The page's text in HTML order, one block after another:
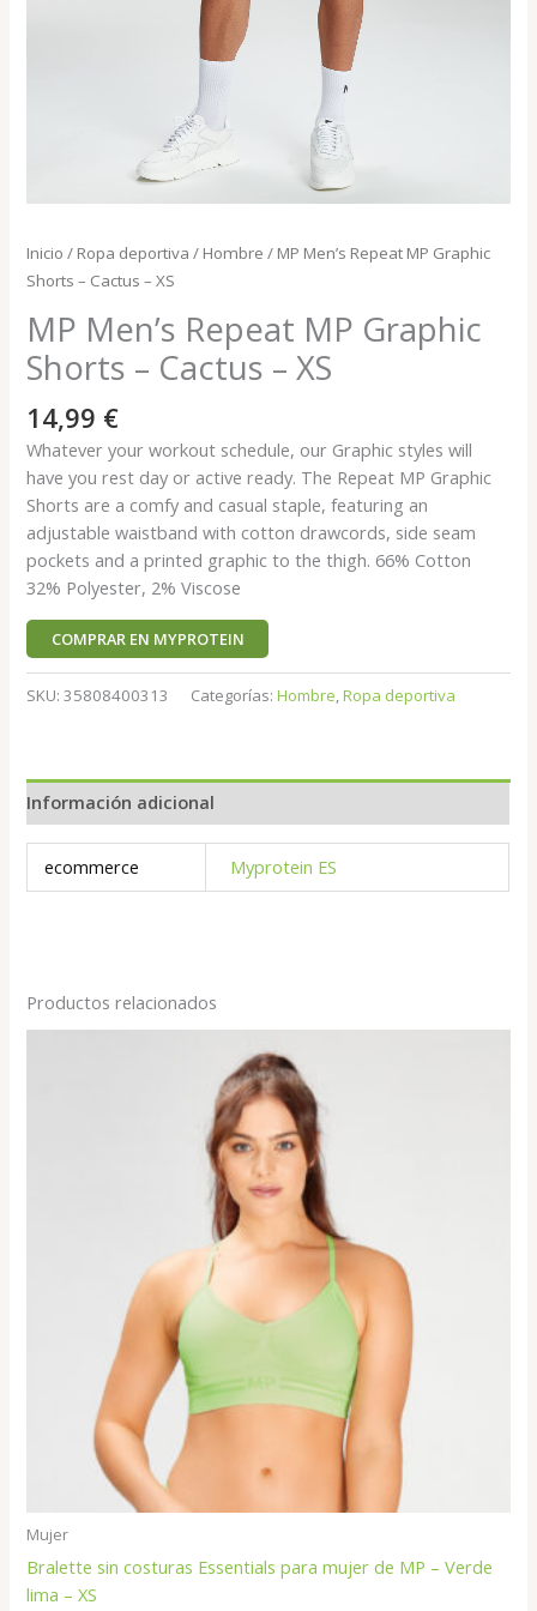
Inicio / Ropa deportiva / Hombre / MP Men’s Repeat MP Graphic
Shorts – Cactus – XS
MP Men’s Repeat MP Graphic
Shorts – Cactus – XS
14,99 €
Whatever your workout schedule, our Graphic styles will
have you rest day or active ready. The Repeat MP Graphic
Shorts are a comfy and casual staple, featuring an
adjustable waistband with cotton drawcords, side seam
pockets and a printed graphic to the thigh. 66% Cotton
32% Polyester, 2% Viscose
COMPRAR EN MYPROTEIN
SKU:35808400313 Categorías:Hombre,Ropa deportiva
Información adicional
ecommerce Myprotein ES
Productos relacionados
Mujer
Bralette sin costuras Essentials para mujer de MP – Verde
lima – XS